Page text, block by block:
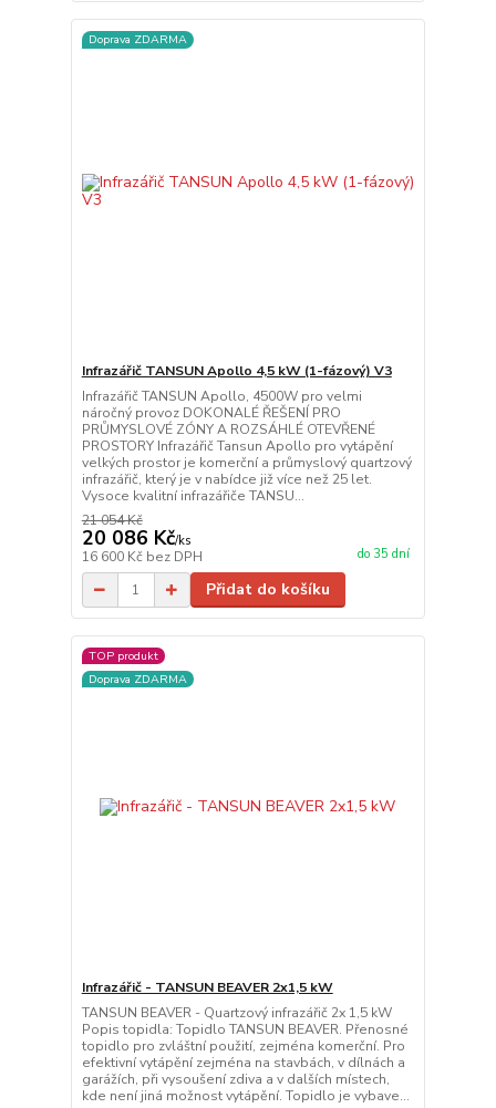
Doprava ZDARMA
Infrazářič TANSUN Apollo 4,5 kW (1-fázový) V3
Infrazářič TANSUN Apollo, 4500W pro velmi
náročný provoz DOKONALÉ ŘEŠENÍ PRO
PRŮMYSLOVÉ ZÓNY A ROZSÁHLÉ OTEVŘENÉ
PROSTORY Infrazářič Tansun Apollo pro vytápění
velkých prostor je komerční a průmyslový quartzový
infrazářič, který je v nabídce již více než 25 let.
Vysoce kvalitní infrazářiče TANSU...
21 054 Kč
20 086 Kč/ks
16 600 Kč bez DPH do 35 dní
Přidat do košíku
TOP produkt
Doprava ZDARMA
Infrazářič - TANSUN BEAVER 2x1,5 kW
TANSUN BEAVER - Quartzový infrazářič 2x 1,5 kW
Popis topidla: Topidlo TANSUN BEAVER. Přenosné
topidlo pro zvláštní použití, zejména komerční. Pro
efektivní vytápění zejména na stavbách, v dílnách a
garážích, při vysoušení zdiva a v dalších místech,
kde není jiná možnost vytápění. Topidlo je vybave...